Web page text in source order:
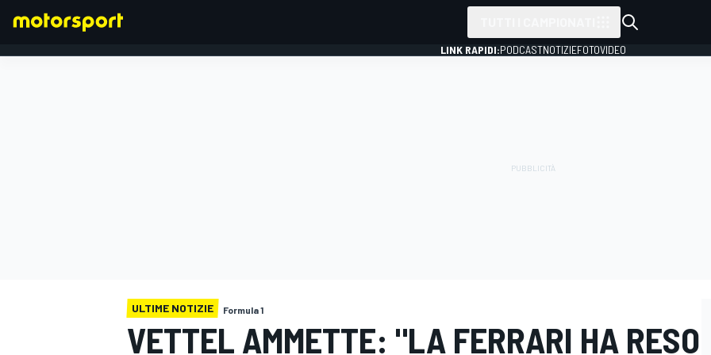
LINK RAPIDI:PODCASTNOTIZIEFOTOVIDEO
ULTIME NOTIZIE Formula 1
VETTEL AMMETTE: "LA FERRARI HA RESO